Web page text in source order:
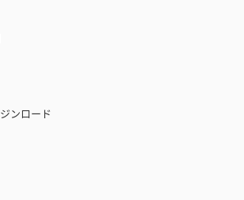
ンロード